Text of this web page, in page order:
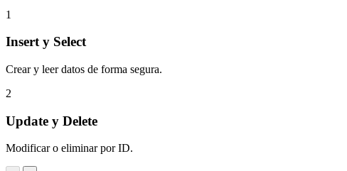
1
Insert y Select
Crear y leer datos de forma segura.
2
Update y Delete
Modificar o eliminar por ID.